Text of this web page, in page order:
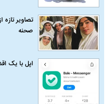
تصاویر
صحنه
اپل با یک